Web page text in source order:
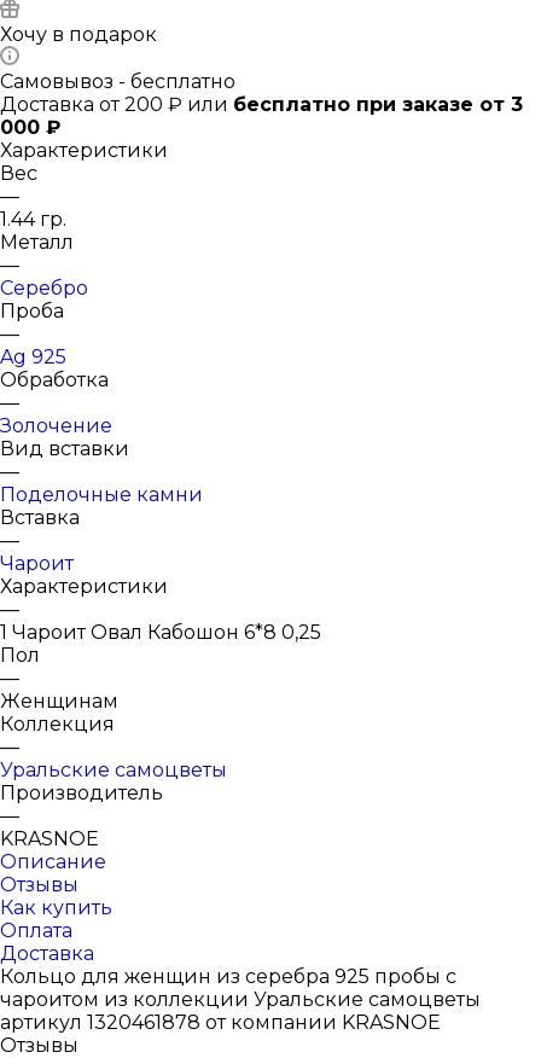
Хочу в подарок
Самовывоз - бесплатно
Доставка от 200 ₽ или бесплатно при заказе от 3
000 ₽
Характеристики
Вес
—
1.44 гр.
Металл
—
Серебро
Проба
—
Ag 925
Обработка
—
Золочение
Вид вставки
—
Поделочные камни
Вставка
—
Чароит
Характеристики
—
1 Чароит Овал Кабошон 6*8 0,25
Пол
—
Женщинам
Коллекция
—
Уральские самоцветы
Производитель
—
KRASNOE
Описание
Отзывы
Как купить
Оплата
Доставка
Кольцо для женщин из серебра 925 пробы с
чароитом из коллекции Уральские самоцветы
артикул 1320461878 от компании KRASNOE
Отзывы